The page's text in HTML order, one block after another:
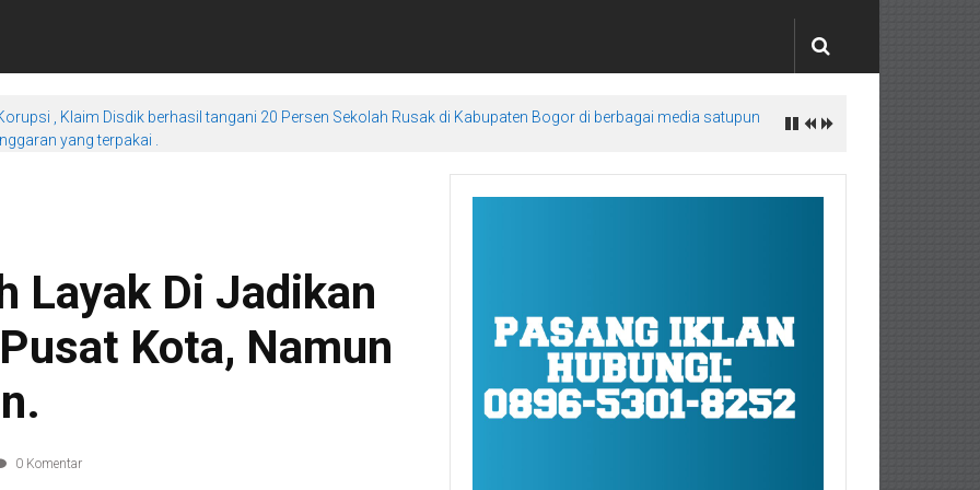
, Klaim Disdik berhasil tangani 20 Persen Sekolah Rusak di Kabupaten Bogor di berbagai media satupun
yang terpakai .
Layak Di Jadikan
Kota, Namun
0 Komentar